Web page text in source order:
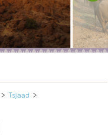
> Tsjaad
>